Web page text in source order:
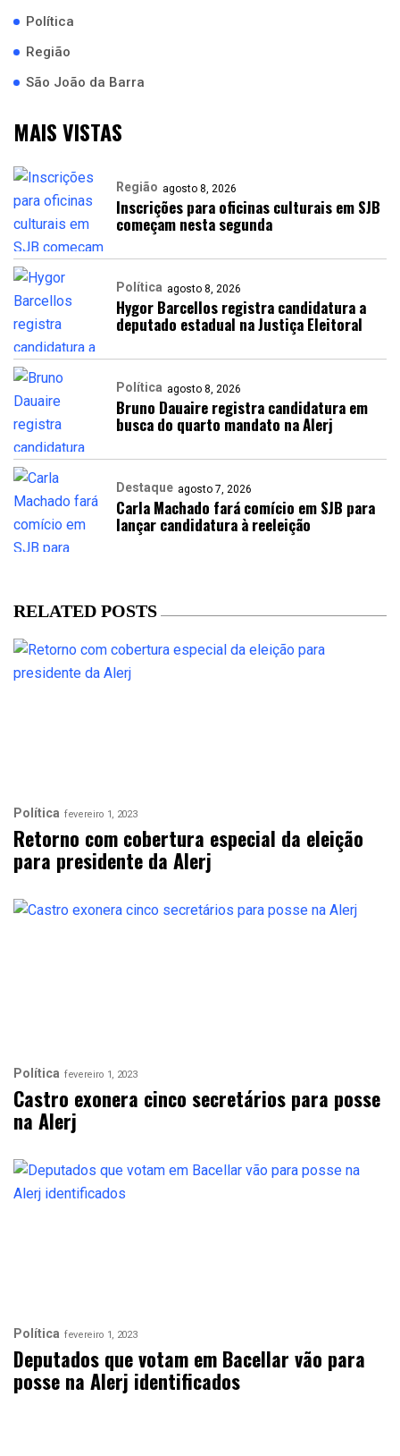
Política
Região
São João da Barra
MAIS VISTAS
Região agosto 8, 2026
Inscrições para oficinas culturais em SJB
começam nesta segunda
Política agosto 8, 2026
Hygor Barcellos registra candidatura a
deputado estadual na Justiça Eleitoral
Política agosto 8, 2026
Bruno Dauaire registra candidatura em
busca do quarto mandato na Alerj
Destaque agosto 7, 2026
Carla Machado fará comício em SJB para
lançar candidatura à reeleição
RELATED POSTS
Política fevereiro 1, 2023
Retorno com cobertura especial da eleição
para presidente da Alerj
Política fevereiro 1, 2023
Castro exonera cinco secretários para posse
na Alerj
Política fevereiro 1, 2023
Deputados que votam em Bacellar vão para
posse na Alerj identificados